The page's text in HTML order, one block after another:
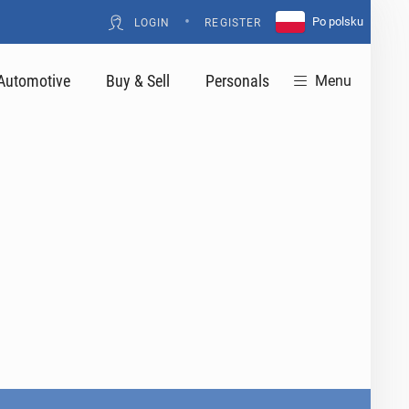
LOGIN • REGISTER Po polsku
Buy & Sell Personals Menu